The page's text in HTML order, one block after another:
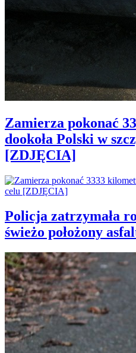
Zamierza pokonać
dookoła Polski w
[ZDJĘCIA]
Policja zatrzymała
świeżo położony